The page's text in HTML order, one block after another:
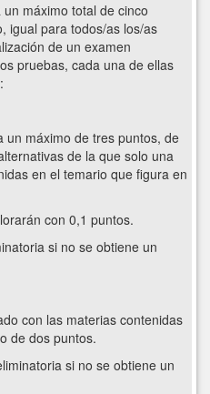
máximo total de cinco
igual para todos/as los/as
de un examen
pruebas, cada una de ellas
un máximo de tres puntos, de
de la que solo una
en el temario que figura en
con 0,1 puntos.
si no se obtiene un
con las materias contenidas
de dos puntos.
si no se obtiene un